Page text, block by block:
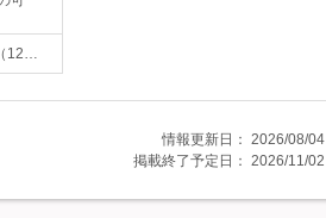
12…
情報更新日： 2026/08/04
掲載終了予定日： 2026/11/02